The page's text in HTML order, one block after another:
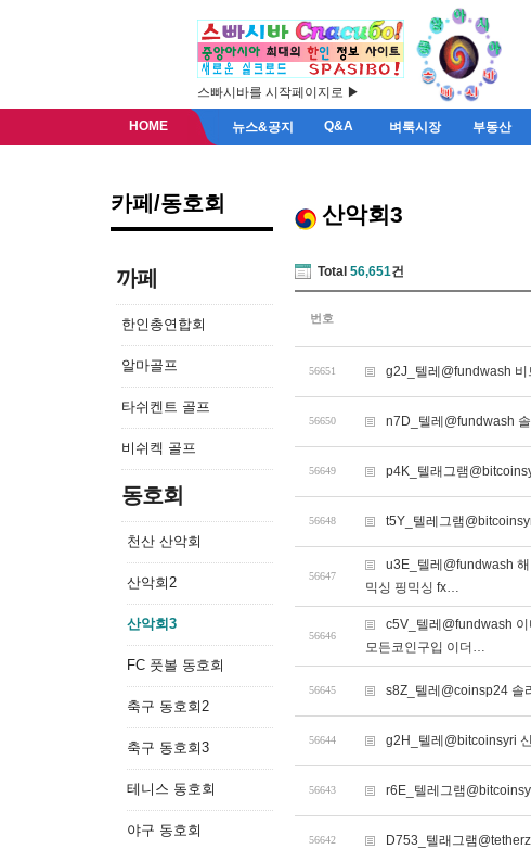
스빠시바를 시작페이지로 ▶
HOME 뉴스&공지 Q&A 벼룩시장 부동산
카페/동호회
까페
한인총연합회
알마골프
타쉬켄트 골프
비쉬켁 골프
동호회
천산 산악회
산악회2
산악회3
FC 풋볼 동호회
축구 동호회2
축구 동호회3
테니스 동호회
야구 동호회
산악회3
Total 56,651건
번호
56651 g2J_텔레@fundwash
56650 n7D_텔레@fundwash
56649 p4K_텔래그램
56648 t5Y_텔레그램
56647
u3E_텔레@fundwash
믹싱 핑믹싱 fx…
56646
c5V_텔레@fundwash
모든코인구입 이더…
56645 s8Z_텔레@coinsp24 솔
56644 g2H_텔레@bitcoinsyri
56643 r6E_텔레그램
56642 D753_텔래그램